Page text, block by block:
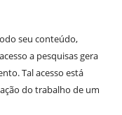
seu conteúdo,
a pesquisas gera
Tal acesso está
do trabalho de um